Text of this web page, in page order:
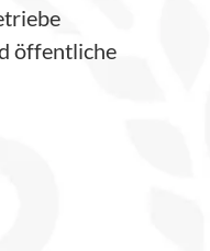
öffentliche